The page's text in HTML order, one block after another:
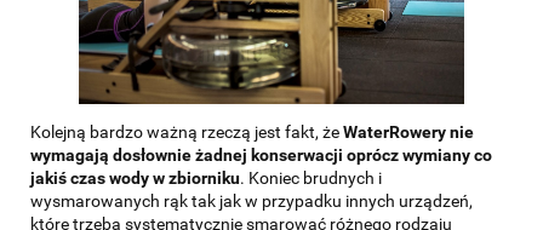
Kolejną bardzo ważną rzeczą jest fakt, żeWaterRowery nie
wymagają dosłownie żadnej konserwacji oprócz wymiany co
jakiś czas wody w zbiorniku. Koniec brudnych i
wysmarowanych rąk tak jak w przypadku innych urządzeń,
które trzeba systematycznie smarować różnego rodzaju